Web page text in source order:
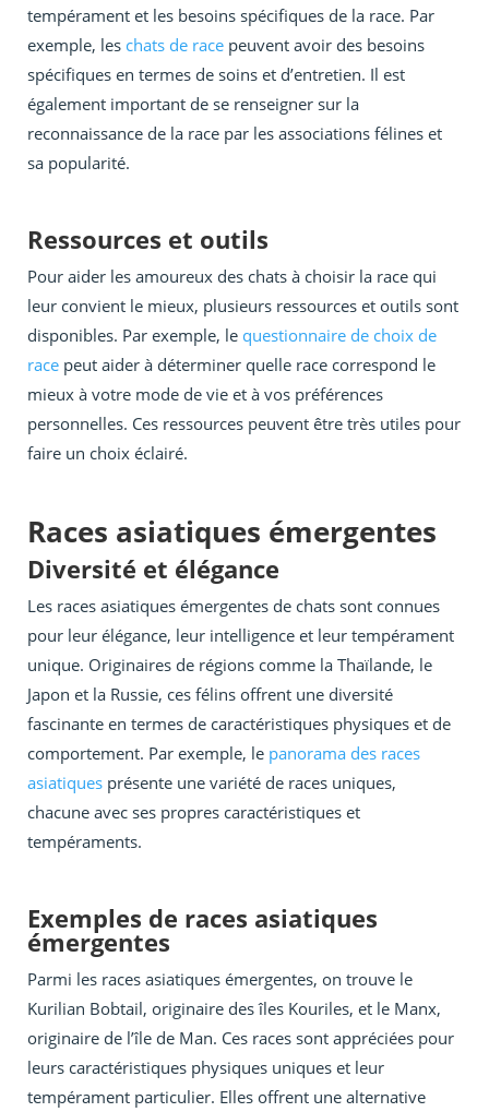
tempérament et les besoins spécifiques de la race. Par
exemple, les chats de race peuvent avoir des besoins
spécifiques en termes de soins et d’entretien. Il est
également important de se renseigner sur la
reconnaissance de la race par les associations félines et
sa popularité.
Ressources et outils
Pour aider les amoureux des chats à choisir la race qui
leur convient le mieux, plusieurs ressources et outils sont
disponibles. Par exemple, le questionnaire de choix de
race peut aider à déterminer quelle race correspond le
mieux à votre mode de vie et à vos préférences
personnelles. Ces ressources peuvent être très utiles pour
faire un choix éclairé.
Races asiatiques émergentes
Diversité et élégance
Les races asiatiques émergentes de chats sont connues
pour leur élégance, leur intelligence et leur tempérament
unique. Originaires de régions comme la Thaïlande, le
Japon et la Russie, ces félins offrent une diversité
fascinante en termes de caractéristiques physiques et de
comportement. Par exemple, le panorama des races
asiatiques présente une variété de races uniques,
chacune avec ses propres caractéristiques et
tempéraments.
Exemples de races asiatiques
émergentes
Parmi les races asiatiques émergentes, on trouve le
Kurilian Bobtail, originaire des îles Kouriles, et le Manx,
originaire de l’île de Man. Ces races sont appréciées pour
leurs caractéristiques physiques uniques et leur
tempérament particulier. Elles offrent une alternative